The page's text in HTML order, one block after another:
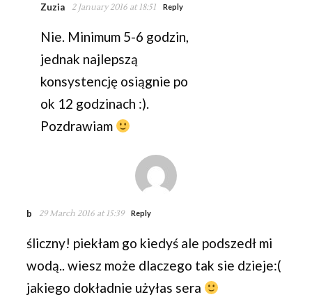
Zuzia 2 January 2016 at 18:51 Reply
Nie. Minimum 5-6 godzin,
jednak najlepszą
konsystencję osiągnie po
ok 12 godzinach :).
Pozdrawiam
b 29 March 2016 at 15:39 Reply
śliczny! piekłam go kiedyś ale podszedł mi
wodą.. wiesz może dlaczego tak sie dzieje:(
jakiego dokładnie użyłas sera